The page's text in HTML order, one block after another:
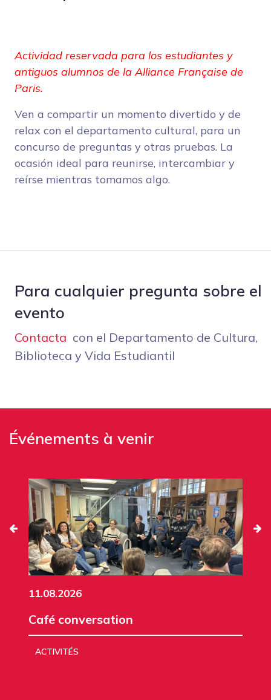
Actividad reservada para los estudiantes y
antiguos alumnos de la Alliance Française de
Paris.
Ven a compartir un momento divertido y de
relax con el departamento cultural, para un
concurso de preguntas y otras pruebas. La
ocasión ideal para reunirse, intercambiar y
reírse mientras tomamos algo.
Para cualquier pregunta sobre el
evento
Contacta con el Departamento de Cultura,
Biblioteca y Vida Estudiantil
Événements à venir
11.08.2026
Café conversation
ACTIVITÉS